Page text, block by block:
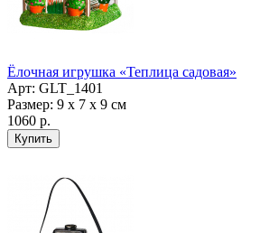
Ёлочная игрушка «Теплица садовая»
Арт: GLT_1401
Размер: 9 х 7 х 9 см
1060 р.